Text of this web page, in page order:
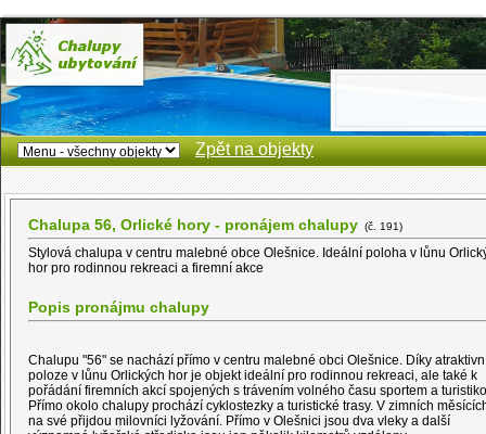
Zpět na objekty
Chalupa 56, Orlické hory - pronájem chalupy (č. 191)
Stylová chalupa v centru malebné obce Olešnice. Ideální poloha v lůnu
hor pro rodinnou rekreaci a firemní akce
Popis pronájmu chalupy
Chalupu "56" se nachází přímo v centru malebné obci Olešnice. Díky
poloze v lůnu Orlických hor je objekt ideální pro rodinnou rekreaci, ale také k
pořádání firemních akcí spojených s trávením volného času sportem a
Přímo okolo chalupy prochází cyklostezky a turistické trasy. V zimních
na své přijdou milovníci lyžování. Přímo v Olešnici jsou dva vleky a další